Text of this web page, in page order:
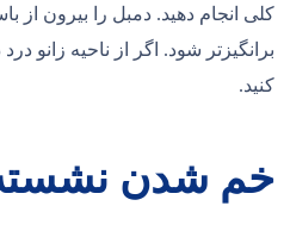
کلی انجام دهید. دمبل را بیرون از
برانگیزتر شود. اگر از ناحیه زانو
کنید.
خم شدن